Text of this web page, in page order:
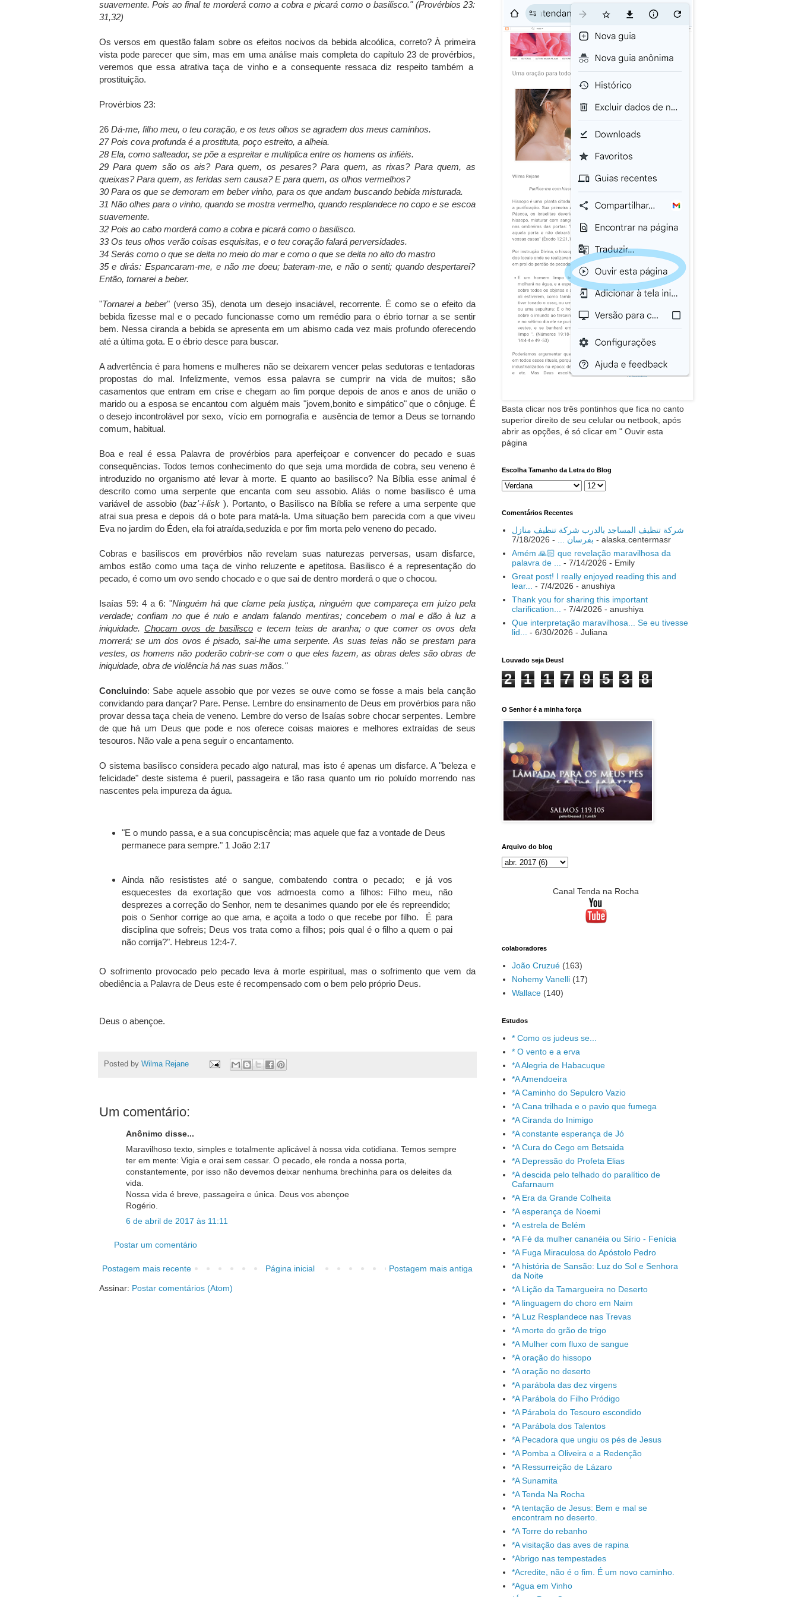
suavemente. Pois ao final te morderá como a cobra e picará como o basilisco." (Provérbios 23:
31,32)
Os versos em questão falam sobre os efeitos nocivos da bebida alcoólica, correto? À primeira
vista pode parecer que sim, mas em uma análise mais completa do capítulo 23 de provérbios,
veremos que essa atrativa taça de vinho e a consequente ressaca diz respeito também a
prostituição.
Provérbios 23:
26 Dá-me, filho meu, o teu coração, e os teus olhos se agradem dos meus caminhos.
27 Pois cova profunda é a prostituta, poço estreito, a alheia.
28 Ela, como salteador, se põe a espreitar e multiplica entre os homens os infiéis.
29 Para quem são os ais? Para quem, os pesares? Para quem, as rixas? Para quem, as
queixas? Para quem, as feridas sem causa? E para quem, os olhos vermelhos?
30 Para os que se demoram em beber vinho, para os que andam buscando bebida misturada.
31 Não olhes para o vinho, quando se mostra vermelho, quando resplandece no copo e se escoa
suavemente.
32 Pois ao cabo morderá como a cobra e picará como o basilisco.
33 Os teus olhos verão coisas esquisitas, e o teu coração falará perversidades.
34 Serás como o que se deita no meio do mar e como o que se deita no alto do mastro
35 e dirás: Espancaram-me, e não me doeu; bateram-me, e não o senti; quando despertarei?
Então, tornarei a beber.
"Tornarei a beber" (verso 35), denota um desejo insaciável, recorrente. É como se o efeito da
bebida fizesse mal e o pecado funcionasse como um remédio para o ébrio tornar a se sentir
bem. Nessa ciranda a bebida se apresenta em um abismo cada vez mais profundo oferecendo
até a última gota. E o ébrio desce para buscar.
A advertência é para homens e mulheres não se deixarem vencer pelas sedutoras e tentadoras
propostas do mal. Infelizmente, vemos essa palavra se cumprir na vida de muitos; são
casamentos que entram em crise e chegam ao fim porque depois de anos e anos de união o
marido ou a esposa se encantou com alguém mais "jovem,bonito e simpático" que o cônjuge. É
o desejo incontrolável por sexo, vício em pornografia e ausência de temor a Deus se tornando
comum, habitual.
Boa e real é essa Palavra de provérbios para aperfeiçoar e convencer do pecado e suas
consequências. Todos temos conhecimento do que seja uma mordida de cobra, seu veneno é
introduzido no organismo até levar à morte. E quanto ao basilisco? Na Bíblia esse animal é
descrito como uma serpente que encanta com seu assobio. Aliás o nome basilisco é uma
variável de assobio (baz'-i-lisk). Portanto, o Basilisco na Bíblia se refere a uma serpente que
atrai sua presa e depois dá o bote para matá-la. Uma situação bem parecida com a que viveu
Eva no jardim do Éden, ela foi atraída,seduzida e por fim morta pelo veneno do pecado.
Cobras e basiliscos em provérbios não revelam suas naturezas perversas, usam disfarce,
ambos estão como uma taça de vinho reluzente e apetitosa. Basilisco é a representação do
pecado, é como um ovo sendo chocado e o que sai de dentro morderá o que o chocou.
Isaías 59: 4 a 6: "Ninguém há que clame pela justiça, ninguém que compareça em juízo pela
verdade; confiam no que é nulo e andam falando mentiras; concebem o mal e dão à luz a
iniquidade. Chocam ovos de basiliscoe tecem teias de aranha; o que comer os ovos dela
morrerá; se um dos ovos é pisado, sai-lhe uma serpente. As suas teias não se prestam para
vestes, os homens não poderão cobrir-se com o que eles fazem, as obras deles são obras de
iniquidade, obra de violência há nas suas mãos."
Concluindo: Sabe aquele assobio que por vezes se ouve como se fosse a mais bela canção
convidando para dançar? Pare. Pense. Lembre do ensinamento de Deus em provérbios para não
provar dessa taça cheia de veneno. Lembre do verso de Isaías sobre chocar serpentes. Lembre
de que há um Deus que pode e nos oferece coisas maiores e melhores extraídas de seus
tesouros. Não vale a pena seguir o encantamento.
O sistema basilisco considera pecado algo natural, mas isto é apenas um disfarce. A "beleza e
felicidade" deste sistema é pueril, passageira e tão rasa quanto um rio poluído morrendo nas
nascentes pela impureza da água.
"E o mundo passa, e a sua concupiscência; mas aquele que faz a vontade de Deus
permanece para sempre." 1 João 2:17
Ainda não resististes até o sangue, combatendo contra o pecado; e já vos
esquecestes da exortação que vos admoesta como a filhos: Filho meu, não
desprezes a correção do Senhor, nem te desanimes quando por ele és repreendido;
pois o Senhor corrige ao que ama, e açoita a todo o que recebe por filho. É para
disciplina que sofreis; Deus vos trata como a filhos; pois qual é o filho a quem o pai
não corrija?". Hebreus 12:4-7.
O sofrimento provocado pelo pecado leva à morte espiritual, mas o sofrimento que vem da
obediência a Palavra de Deus este é recompensado com o bem pelo próprio Deus.
Deus o abençoe.
Posted by Wilma Rejane
Um comentário:
Anônimo disse...
Maravilhoso texto, simples e totalmente aplicável à nossa vida cotidiana. Temos sempre
ter em mente: Vigia e orai sem cessar. O pecado, ele ronda a nossa porta,
constantemente, por isso não devemos deixar nenhuma brechinha para os deleites da
vida.
Nossa vida é breve, passageira e única. Deus vos abençoe
Rogério.
6 de abril de 2017 às 11:11
Postar um comentário
Postagem mais recente Postagem mais antiga
Página inicial
Assinar: Postar comentários (Atom)
Basta clicar nos três pontinhos que fica no canto
superior direito de seu celular ou netbook, após
abrir as opções, é só clicar em " Ouvir esta
página
Escolha Tamanho da Letra do Blog
Comentários Recentes
شركة تنظيف المساجد بالدرب شركة تنظيف منازل
بفرسان ...
- 7/18/2026
- alaska.centermasr
Amém 🙏🏻 que revelação maravilhosa da
palavra de ...
- 7/14/2026 - Emily
Great post! I really enjoyed reading this and
lear...
- 7/4/2026 - anushiya
Thank you for sharing this important
clarification...
- 7/4/2026 - anushiya
Que interpretação maravilhosa... Se eu tivesse
lid...
- 6/30/2026 - Juliana
Louvado seja Deus!
2 1 1 7 9 5 3 8
O Senhor é a minha força
Arquivo do blog
Canal Tenda na Rocha
colaboradores
João Cruzué (163)
Nohemy Vanelli (17)
Wallace (140)
Estudos
* Como os judeus se...
* O vento e a erva
*A Alegria de Habacuque
*A Amendoeira
*A Caminho do Sepulcro Vazio
*A Cana trilhada e o pavio que fumega
*A Ciranda do Inimigo
*A constante esperança de Jó
*A Cura do Cego em Betsaida
*A Depressão do Profeta Elias
*A descida pelo telhado do paralítico de
Cafarnaum
*A Era da Grande Colheita
*A esperança de Noemi
*A estrela de Belém
*A Fé da mulher cananéia ou Sírio - Fenícia
*A Fuga Miraculosa do Apóstolo Pedro
*A história de Sansão: Luz do Sol e Senhora
da Noite
*A Lição da Tamargueira no Deserto
*A linguagem do choro em Naim
*A Luz Resplandece nas Trevas
*A morte do grão de trigo
*A Mulher com fluxo de sangue
*A oração do hissopo
*A oração no deserto
*A parábola das dez virgens
*A Parábola do Filho Pródigo
*A Párabola do Tesouro escondido
*A Parábola dos Talentos
*A Pecadora que ungiu os pés de Jesus
*A Pomba a Oliveira e a Redenção
*A Ressurreição de Lázaro
*A Sunamita
*A Tenda Na Rocha
*A tentação de Jesus: Bem e mal se
encontram no deserto.
*A Torre do rebanho
*A visitação das aves de rapina
*Abrigo nas tempestades
*Acredite, não é o fim. É um novo caminho.
*Agua em Vinho